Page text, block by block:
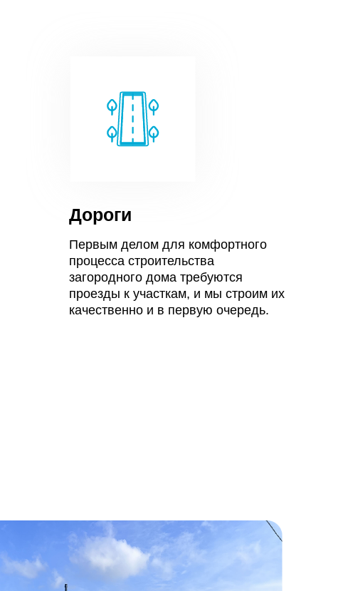
Дороги
Первым делом для комфортного
процесса строительства
загородного дома требуются
проезды к участкам, и мы строим их
качественно и в первую очередь.